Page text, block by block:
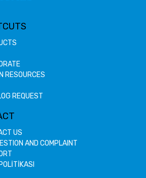
RESOURCES
REQUEST
US
AND COMPLAINT